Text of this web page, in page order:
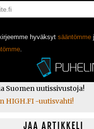
hyväksyt sääntömme
.
Suomen uutissivustoja!
HIGH.FI -uutisvahti!
JAA ARTIKKELI